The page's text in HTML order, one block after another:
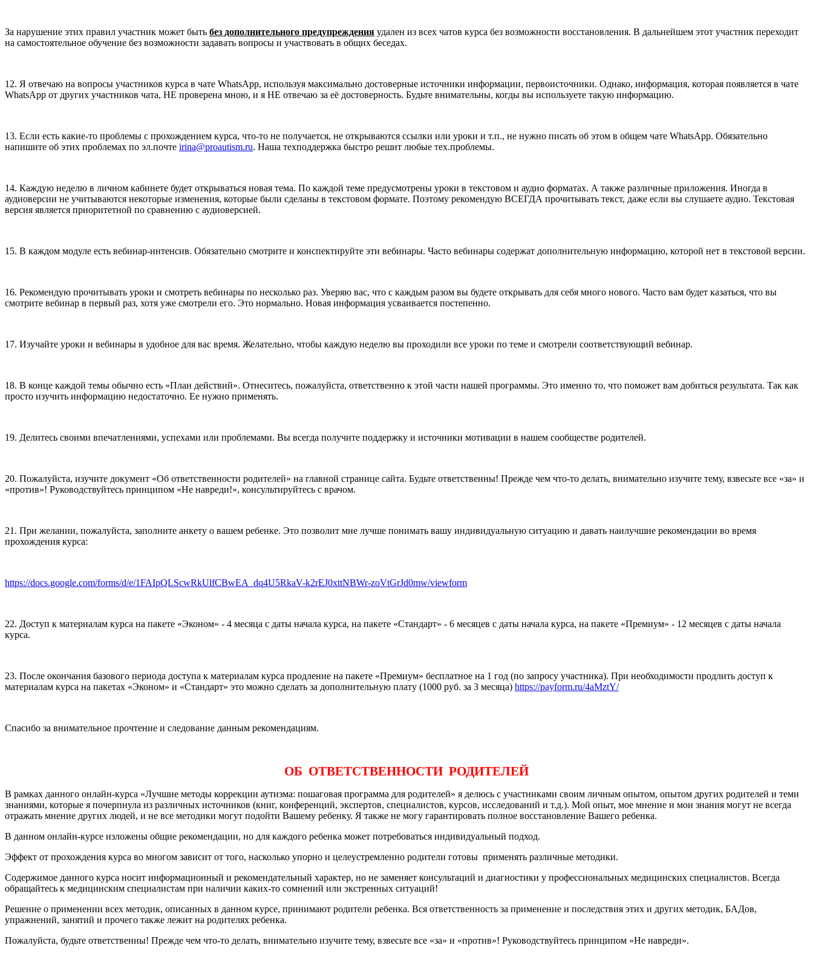
За нарушение этих правил участник может быть без дополнительного предупреждения удален из всех чатов курса без возможности восстановления. В дальнейшем этот участник переходит
на самостоятельное обучение без возможности задавать вопросы и участвовать в общих беседах.
12. Я отвечаю на вопросы участников курса в чате WhatsApp, используя максимально достоверные источники информации, первоисточники. Однако, информация, которая появляется в чате
WhatsApp от других участников чата, НЕ проверена мною, и я НЕ отвечаю за её достоверность. Будьте внимательны, когды вы используете такую информацию.
13. Если есть какие-то проблемы с прохождением курса, что-то не получается, не открываются ссылки или уроки и т.п., не нужно писать об этом в общем чате WhatsApp. Обязательно
напишите об этих проблемах по эл.почте irina@proautism.ru. Наша техподдержка быстро решит любые тех.проблемы.
14. Каждую неделю в личном кабинете будет открываться новая тема. По каждой теме предусмотрены уроки в текстовом и аудио форматах. А также различные приложения. Иногда в
аудиоверсии не учитываются некоторые изменения, которые были сделаны в текстовом формате. Поэтому рекомендую ВСЕГДА прочитывать текст, даже если вы слушаете аудио. Текстовая
версия является приоритетной по сравнению с аудиоверсией.
15. В каждом модуле есть вебинар-интенсив. Обязательно смотрите и конспектируйте эти вебинары. Часто вебинары содержат дополнительную информацию, которой нет в текстовой версии.
16. Рекомендую прочитывать уроки и смотреть вебинары по несколько раз. Уверяю вас, что с каждым разом вы будете открывать для себя много нового. Часто вам будет казаться, что вы
смотрите вебинар в первый раз, хотя уже смотрели его. Это нормально. Новая информация усваивается постепенно.
17. Изучайте уроки и вебинары в удобное для вас время. Желательно, чтобы каждую неделю вы проходили все уроки по теме и смотрели соответствующий вебинар.
18. В конце каждой темы обычно есть «План действий». Отнеситесь, пожалуйста, ответственно к этой части нашей программы. Это именно то, что поможет вам добиться результата. Так как
просто изучить информацию недостаточно. Ее нужно применять.
19. Делитесь своими впечатлениями, успехами или проблемами. Вы всегда получите поддержку и источники мотивации в нашем сообществе родителей.
20. Пожалуйста, изучите документ «Об ответственности родителей» на главной странице сайта. Будьте ответственны! Прежде чем что-то делать, внимательно изучите тему, взвесьте все «за» и
«против»! Руководствуйтесь принципом «Не навреди!», консультируйтесь с врачом.
21. При желании, пожалуйста, заполните анкету о вашем ребенке. Это позволит мне лучше понимать вашу индивидуальную ситуацию и давать наилучшие рекомендации во время
прохождения курса:
https://docs.google.com/forms/d/e/1FAIpQLScwRkUlfCBwEA_dq4U5RkaV-k2rEJ0xttNBWr-zoVtGrJd0mw/viewform
22. Доступ к материалам курса на пакете «Эконом» - 4 месяца с даты начала курса, на пакете «Стандарт» - 6 месяцев с даты начала курса, на пакете «Премиум» - 12 месяцев с даты начала
курса.
23. После окончания базового периода доступа к материалам курса продление на пакете «Премиум» бесплатное на 1 год (по запросу участника). При необходимости продлить доступ к
материалам курса на пакетах «Эконом» и «Стандарт» это можно сделать за дополнительную плату (1000 руб. за 3 месяца) https://payform.ru/4aMztY/
Спасибо за внимательное прочтение и следование данным рекомендациям.
ОБ ОТВЕТСТВЕННОСТИ РОДИТЕЛЕЙ
В рамках данного онлайн-курса «Лучшие методы коррекции аутизма: пошаговая программа для родителей» я делюсь с участниками своим личным опытом, опытом других родителей и теми
знаниями, которые я почерпнула из различных источников (книг, конференций, экспертов, специалистов, курсов, исследований и т.д.). Мой опыт, мое мнение и мои знания могут не всегда
отражать мнение других людей, и не все методики могут подойти Вашему ребенку. Я также не могу гарантировать полное восстановление Вашего ребенка.
В данном онлайн-курсе изложены общие рекомендации, но для каждого ребенка может потребоваться индивидуальный подход.
Эффект от прохождения курса во многом зависит от того, насколько упорно и целеустремленно родители готовы применять различные методики.
Содержимое данного курса носит информационный и рекомендательный характер, но не заменяет консультаций и диагностики у профессиональных медицинских специалистов. Всегда
обращайтесь к медицинским специалистам при наличии каких-то сомнений или экстренных ситуаций!
Решение о применении всех методик, описанных в данном курсе, принимают родители ребенка. Вся ответственность за применение и последствия этих и других методик, БАДов,
упражнений, занятий и прочего также лежит на родителях ребенка.
Пожалуйста, будьте ответственны! Прежде чем что-то делать, внимательно изучите тему, взвесьте все «за» и «против»! Руководствуйтесь принципом «Не навреди».